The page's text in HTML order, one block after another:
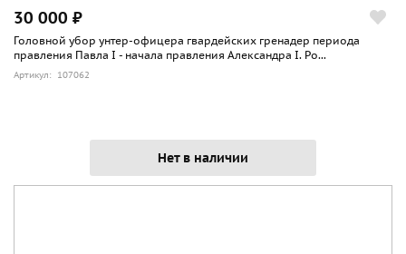
30 000 ₽
Головной убор унтер-офицера гвардейских гренадер периода
правления Павла I - начала правления Александра I. Ро...
Артикул: 107062
Нет в наличии